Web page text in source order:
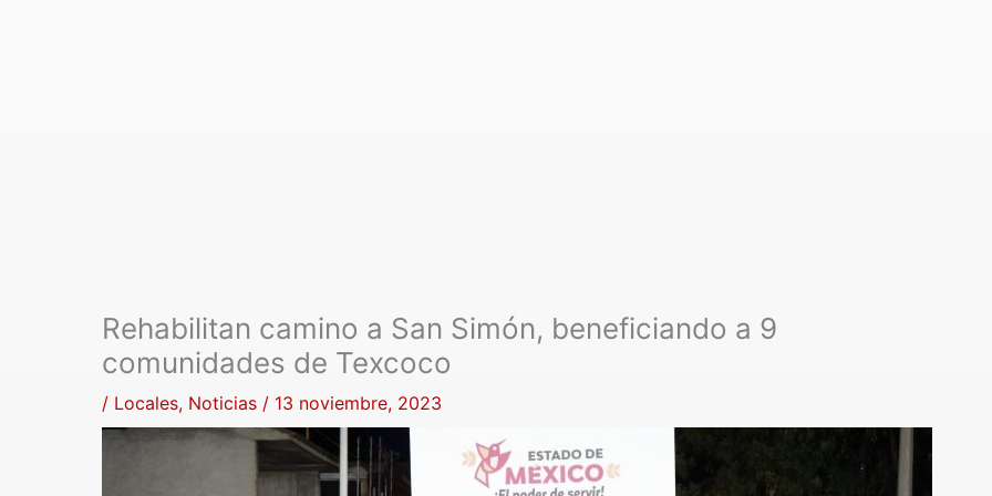
Rehabilitan camino a San Simón, beneficiando a 9
comunidades de Texcoco
/ Locales, Noticias / 13 noviembre, 2023